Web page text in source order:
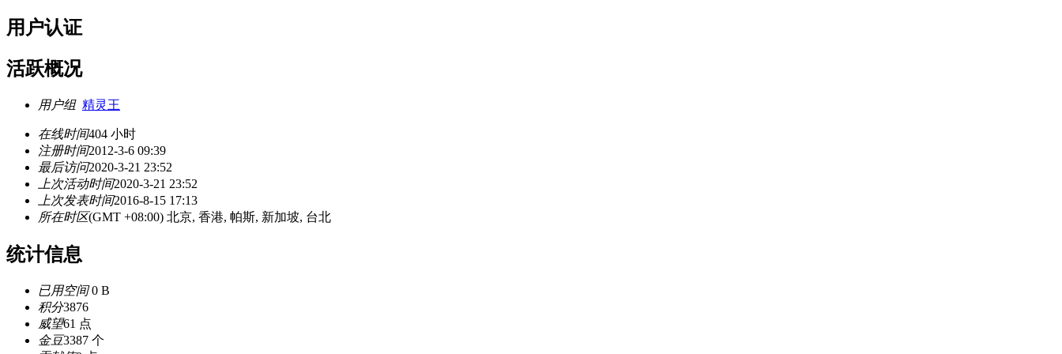
用户认证
活跃概况
用户组 精灵王
在线时间404 小时
注册时间2012-3-6 09:39
最后访问2020-3-21 23:52
上次活动时间2020-3-21 23:52
上次发表时间2016-8-15 17:13
所在时区(GMT +08:00) 北京, 香港, 帕斯, 新加坡, 台北
统计信息
已用空间0 B
积分3876
威望61 点
金豆3387 个